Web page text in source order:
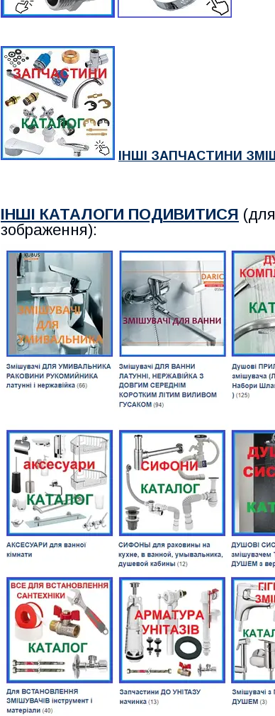
ІНШІ ЗАПЧАСТИНИ
ІНШІ КАТАЛОГИ ПОДИВИТИСЯ
зображення):